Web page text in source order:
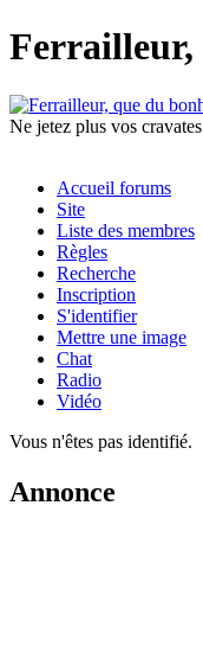
Ferrailleur,
Ne jetez plus vos
Accueil forums
Site
Liste des membres
Règles
Recherche
Inscription
S'identifier
Mettre une image
Chat
Radio
Vidéo
Vous n'êtes pas identifié.
Annonce